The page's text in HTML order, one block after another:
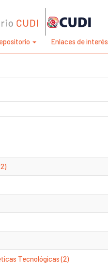
Enlaces de interés
Tecnológicas (2)